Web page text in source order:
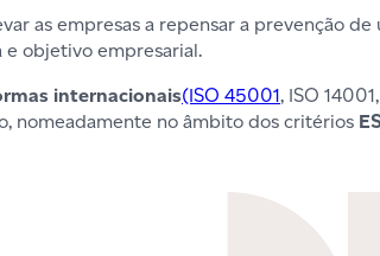
as empresas a repensar a prevenção
e objetivo empresarial.
internacionais(ISO 45001, ISO
nomeadamente no âmbito dos critérios